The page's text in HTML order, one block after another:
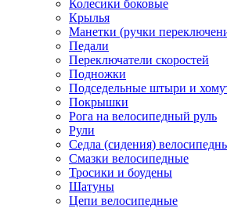
Колесики боковые
Крылья
Манетки (ручки
Педали
Переключатели скоростей
Подножки
Подседельные штыри и
Покрышки
Рога на велосипедный руль
Рули
Седла (сидения)
Смазки велосипедные
Тросики и боудены
Шатуны
Цепи велосипедные